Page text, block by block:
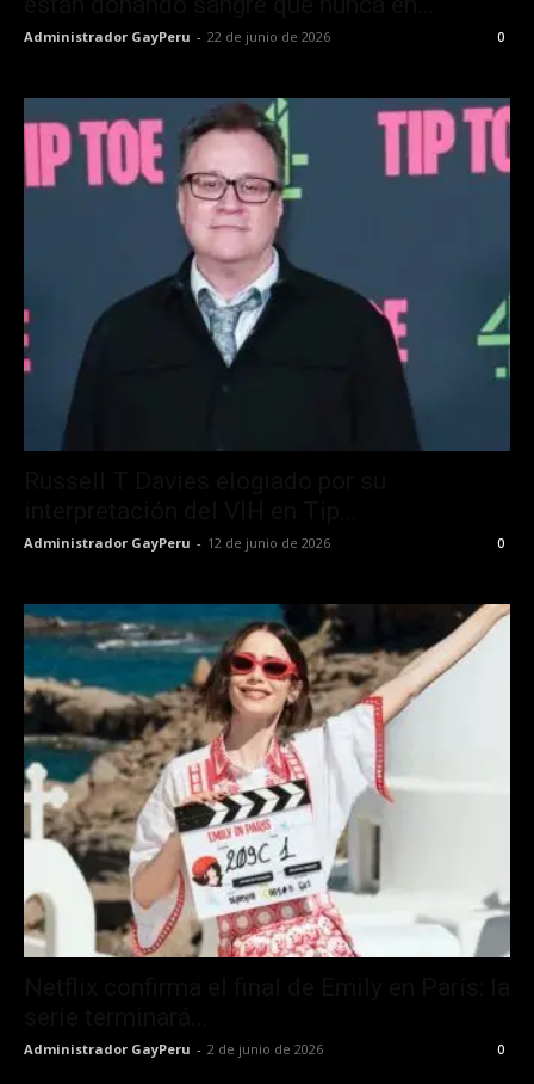
Administrador GayPeru - 22 de junio de 2026 0
Administrador GayPeru - 12 de junio de 2026 0
Administrador GayPeru - 2 de junio de 2026 0